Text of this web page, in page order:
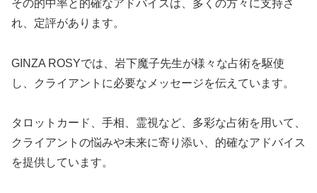
その的中率と的確なアドバイスは、多くの方々に支持さ
れ、定評があります。
GINZA ROSYでは、岩下魔子先生が様々な占術を駆使
し、クライアントに必要なメッセージを伝えています。
タロットカード、手相、霊視など、多彩な占術を用いて、
クライアントの悩みや未来に寄り添い、的確なアドバイス
を提供しています。